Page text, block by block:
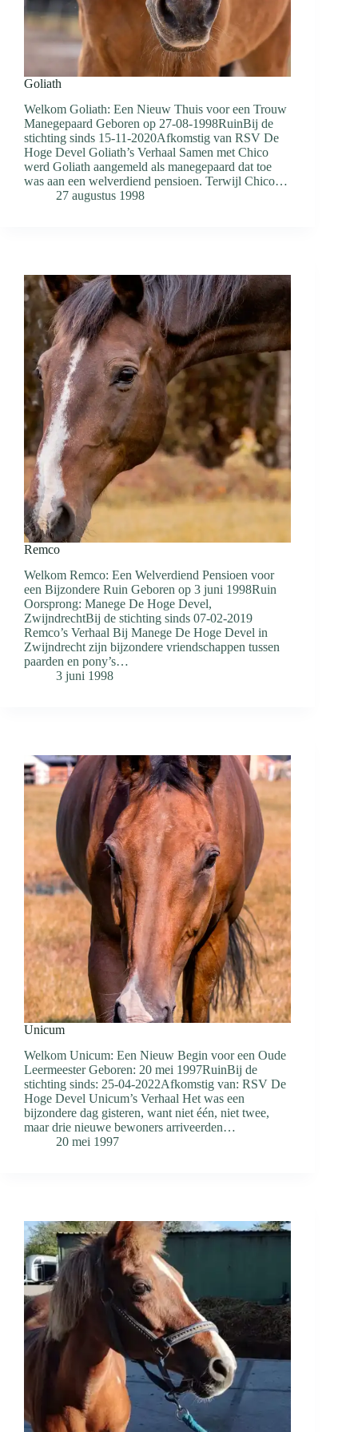
Goliath
Welkom Goliath: Een Nieuw Thuis voor een Trouw
Manegepaard Geboren op 27-08-1998RuinBij de
stichting sinds 15-11-2020Afkomstig van RSV De
Hoge Devel Goliath’s Verhaal Samen met Chico
werd Goliath aangemeld als manegepaard dat toe
was aan een welverdiend pensioen. Terwijl Chico…
27 augustus 1998
Remco
Welkom Remco: Een Welverdiend Pensioen voor
een Bijzondere Ruin Geboren op 3 juni 1998Ruin
Oorsprong: Manege De Hoge Devel,
ZwijndrechtBij de stichting sinds 07-02-2019
Remco’s Verhaal Bij Manege De Hoge Devel in
Zwijndrecht zijn bijzondere vriendschappen tussen
paarden en pony’s…
3 juni 1998
Unicum
Welkom Unicum: Een Nieuw Begin voor een Oude
Leermeester Geboren: 20 mei 1997RuinBij de
stichting sinds: 25-04-2022Afkomstig van: RSV De
Hoge Devel Unicum’s Verhaal Het was een
bijzondere dag gisteren, want niet één, niet twee,
maar drie nieuwe bewoners arriveerden…
20 mei 1997